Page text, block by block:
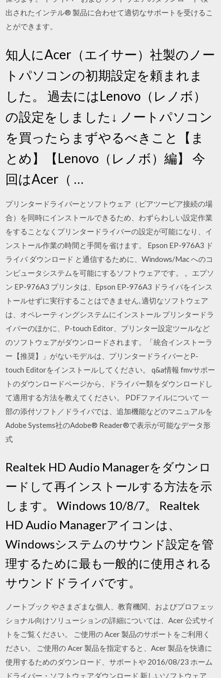
出されたインテル® 製品に合わせて適切なサポートを受けるこ
とができます。
知人にAcer（エイサー）社製のノー
トパソコンの初期設定を頼まれま
した。 過去にはLenovo（レノボ）
の設定をしました↓ ノートパソコン
を買ったらまずやるべきこと【ま
とめ】【Lenovo（レノボ）編】 今
回はAcer（ …
プリンタードライバーとソフトウェア（ピアツーピア接続の場
合）を同時にインストールできるため、わずらわしい設定作業
をすることなくプリンタードライバーの設定が可能になり、イ
ンストール作業の時間と手間を省けます。 Epson EP-976A3 ド
ライバ ダウンロード と通信するために、Windows/Mac へのコ
ンピュータシステムを可能にするソフトウェアです。 。エプソ
ン EP-976A3 プリンタは、Epson EP-976A3 ドライバをインス
トールせずに実行することはできません, 適切なソフトウェア
は、オペレーティングシステムにインストール プリンタードラ
イバーのほかに、P-touch Editor、プリンター設定ツールなど
のソフトウェアがダウンロードされます。「統合インストーラ
ー【推奨】」がないモデルは、プリンタードライバーとP-
touch Editorをインストールしてください。 q&a情報 fmvサポー
トのダウンロードページから、ドライバー類をダウンロードし
て適用する方法を教えてください。 PDFファイルについて 一
部の添付ソフト／ドライバでは、追加機能などのマニュアルを
Adobe Systems社のAdobe® Reader®で表示が可能なデータ形
式
Realtek HD Audio Managerをダウンロ
ードして再インストールする方法を示
します。 Windows 10/8/7。 Realtek
HD Audio Managerアイコンは、
Windowsシステムのサウンド設定を管
理するために最も一般的に使用される
サウンドドライバです。
ノートブック やさまざまな個人、教育機関、およびプロフェッ
ショナル向けソリューションの詳細については、Acer 公式サイ
トをご覧ください。 ご使用の Acer 製品のサポートをご利用く
ださい。 ご使用の Acer 製品を指定すると、Acer 製品を快適に
使用するためのダウンロード、サポートや 2016/08/23 ホーム
ドライバー・ソフトウェアダウンロード 新しいソフトウェア